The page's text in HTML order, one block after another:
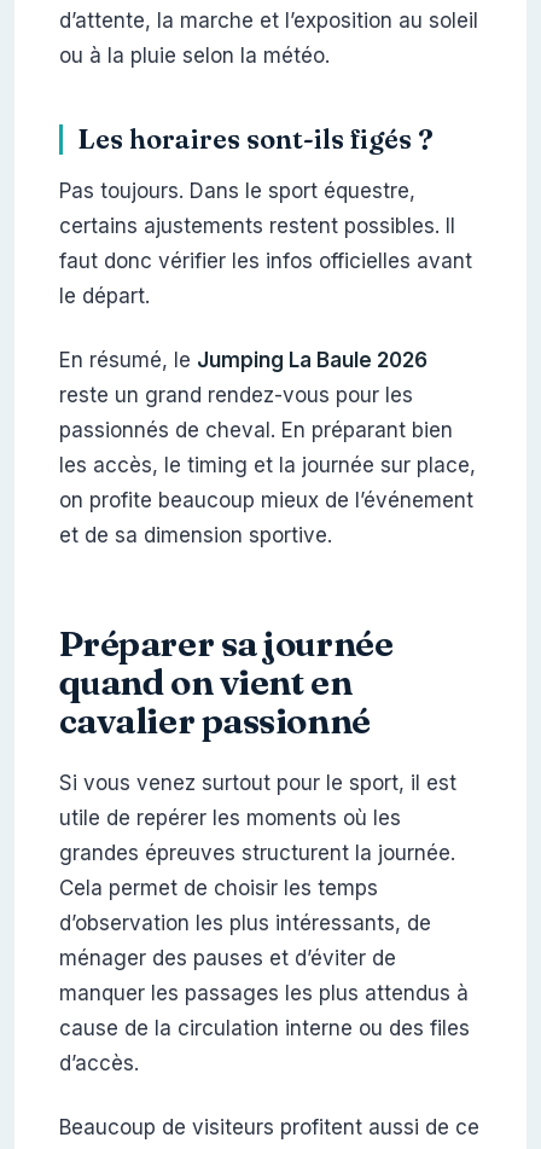
d’attente, la marche et l’exposition au soleil
ou à la pluie selon la météo.
Les horaires sont-ils figés ?
Pas toujours. Dans le sport équestre,
certains ajustements restent possibles. Il
faut donc vérifier les infos officielles avant
le départ.
En résumé, le Jumping La Baule 2026
reste un grand rendez-vous pour les
passionnés de cheval. En préparant bien
les accès, le timing et la journée sur place,
on profite beaucoup mieux de l’événement
et de sa dimension sportive.
Préparer sa journée
quand on vient en
cavalier passionné
Si vous venez surtout pour le sport, il est
utile de repérer les moments où les
grandes épreuves structurent la journée.
Cela permet de choisir les temps
d’observation les plus intéressants, de
ménager des pauses et d’éviter de
manquer les passages les plus attendus à
cause de la circulation interne ou des files
d’accès.
Beaucoup de visiteurs profitent aussi de ce